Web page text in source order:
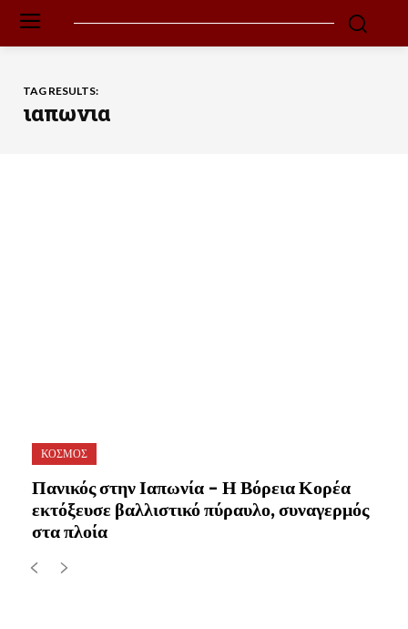
TAG RESULTS:
ιαπωνια
ΚΟΣΜΟΣ
Πανικός στην Ιαπωνία – Η Βόρεια Κορέα
εκτόξευσε βαλλιστικό πύραυλο, συναγερμός
στα πλοία